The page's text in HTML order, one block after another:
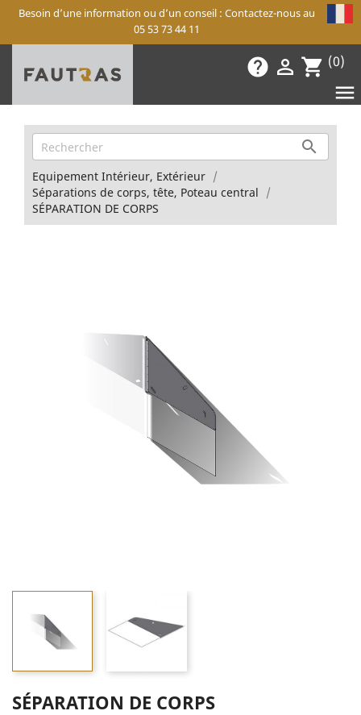
Besoin d’une information ou d’un conseil : Contactez-nous au
05 53 73 44 11
help  shopping_cart (0)


Equipement Intérieur, Extérieur
Séparations de corps, tête, Poteau central
SÉPARATION DE CORPS
SÉPARATION DE CORPS